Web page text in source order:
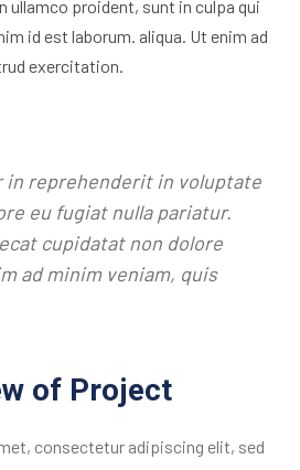
proident, sunt in culpa qui
id est laborum. aliqua. Ut enim ad
exercitation.
in reprehenderit in voluptate
eu fugiat nulla pariatur.
cupidatat non dolore
ad minim veniam, quis
of Project
consectetur adipiscing elit, sed